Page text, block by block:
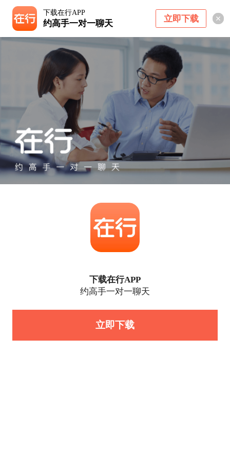
下载在行APP
约高手一对一聊天 立即下载
下载在行APP
约高手一对一聊天
立即下载